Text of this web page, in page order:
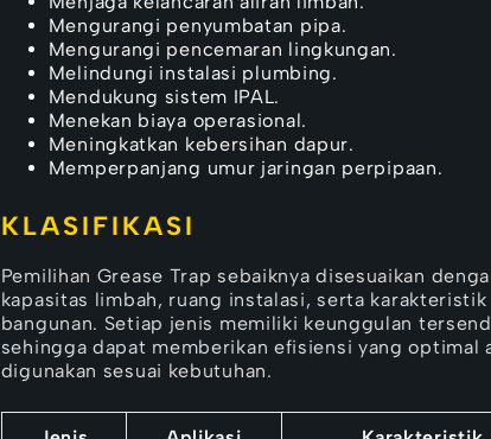
Mengurangi penyumbatan pipa.
Mengurangi pencemaran lingkungan.
Melindungi instalasi plumbing.
Mendukung sistem IPAL.
Menekan biaya operasional.
Meningkatkan kebersihan dapur.
Memperpanjang umur jaringan perpipaan.
KLASIFIKASI
Pemilihan Grease Trap sebaiknya disesuaikan
kapasitas limbah, ruang instalasi, serta karakteristik
bangunan. Setiap jenis memiliki keunggulan
sehingga dapat memberikan efisiensi yang optimal
digunakan sesuai kebutuhan.